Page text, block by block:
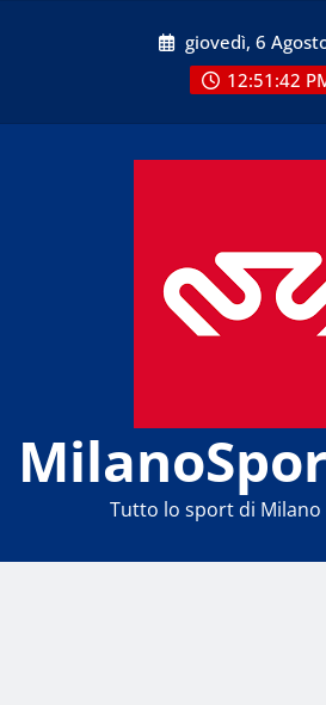
giovedì, 6
12:51:42
Tutto lo sport di Milano